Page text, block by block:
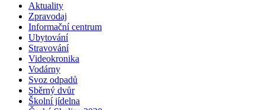
Aktuality
Zpravodaj
Informační centrum
Ubytování
Stravování
Videokronika
Vodárny
Svoz odpadů
Sběrný dvůr
Školní jídelna